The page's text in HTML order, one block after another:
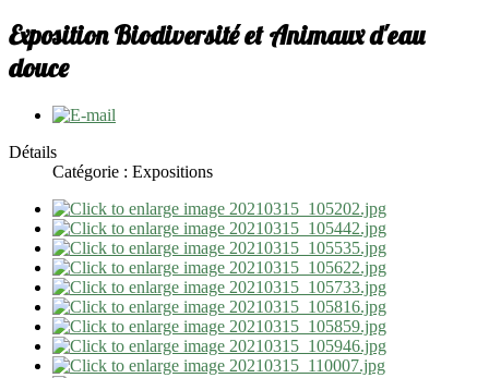
Exposition Biodiversité et Animaux d'eau
douce
Détails
Catégorie : Expositions